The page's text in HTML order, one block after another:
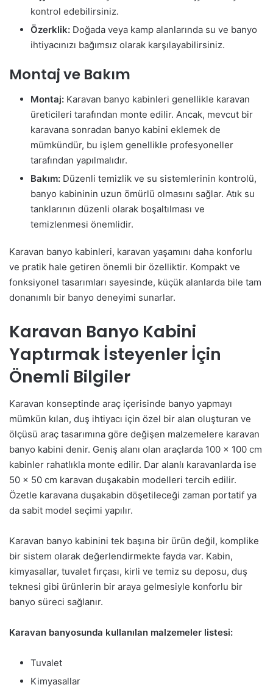
kontrol edebilirsiniz.
Özerklik: Doğada veya kamp alanlarında su ve banyo
ihtiyacınızı bağımsız olarak karşılayabilirsiniz.
Montaj ve Bakım
Montaj: Karavan banyo kabinleri genellikle karavan
üreticileri tarafından monte edilir. Ancak, mevcut bir
karavana sonradan banyo kabini eklemek de
mümkündür, bu işlem genellikle profesyoneller
tarafından yapılmalıdır.
Bakım: Düzenli temizlik ve su sistemlerinin kontrolü,
banyo kabininin uzun ömürlü olmasını sağlar. Atık su
tanklarının düzenli olarak boşaltılması ve
temizlenmesi önemlidir.
Karavan banyo kabinleri, karavan yaşamını daha konforlu
ve pratik hale getiren önemli bir özelliktir. Kompakt ve
fonksiyonel tasarımları sayesinde, küçük alanlarda bile tam
donanımlı bir banyo deneyimi sunarlar.
Karavan Banyo Kabini
Yaptırmak İsteyenler İçin
Önemli Bilgiler
Karavan konseptinde araç içerisinde banyo yapmayı
mümkün kılan, duş ihtiyacı için özel bir alan oluşturan ve
ölçüsü araç tasarımına göre değişen malzemelere karavan
banyo kabini denir. Geniş alanı olan araçlarda 100 x 100 cm
kabinler rahatlıkla monte edilir. Dar alanlı karavanlarda ise
50 x 50 cm karavan duşakabin modelleri tercih edilir.
Özetle karavana duşakabin döşetileceği zaman portatif ya
da sabit model seçimi yapılır.
Karavan banyo kabinini tek başına bir ürün değil, komplike
bir sistem olarak değerlendirmekte fayda var. Kabin,
kimyasallar, tuvalet fırçası, kirli ve temiz su deposu, duş
teknesi gibi ürünlerin bir araya gelmesiyle konforlu bir
banyo süreci sağlanır.
Karavan banyosunda kullanılan malzemeler listesi:
Tuvalet
Kimyasallar